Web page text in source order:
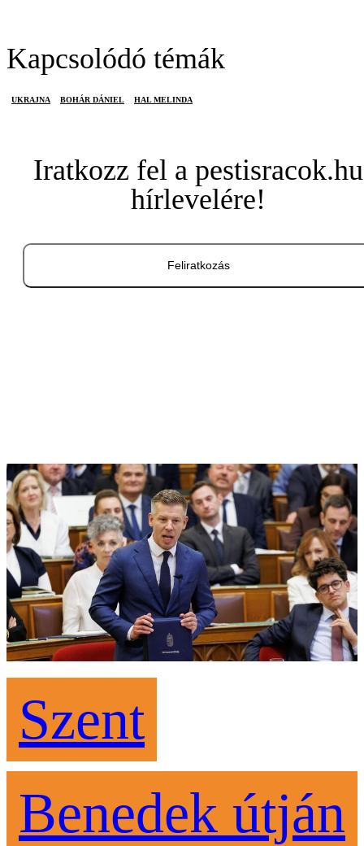
Kapcsolódó témák
UKRAJNA BOHÁR DÁNIEL HAL MELINDA
Iratkozz fel a pestisracok.hu
hírlevelére!
Feliratkozás
Szent
Benedek útján